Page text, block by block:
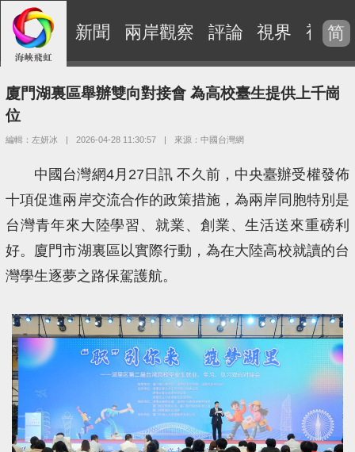
新聞 兩岸觀察 評論 視界 視頻
简
廈門湖裏區舉辦雙向對接會 為高校臺生提供上千崗
位
編輯：左妍冰 | 2026-04-28 11:30:57 | 來源：中國台灣網
中國台灣網4月27日訊 不久前，中央臺辦受權發佈
十項促進兩岸交流合作的政策措施，為兩岸同胞特別是
台灣青年來大陸學習、就業、創業、生活送來重磅利
好。廈門市湖裏區以實際行動，為在大陸高校就讀的台
灣學生逐夢之路保駕護航。